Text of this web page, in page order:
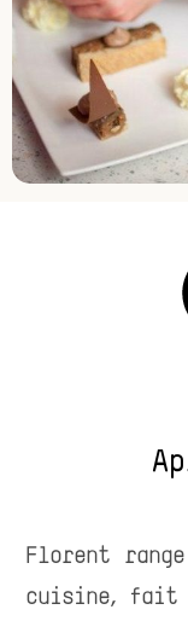
Florent
cuisine, fait